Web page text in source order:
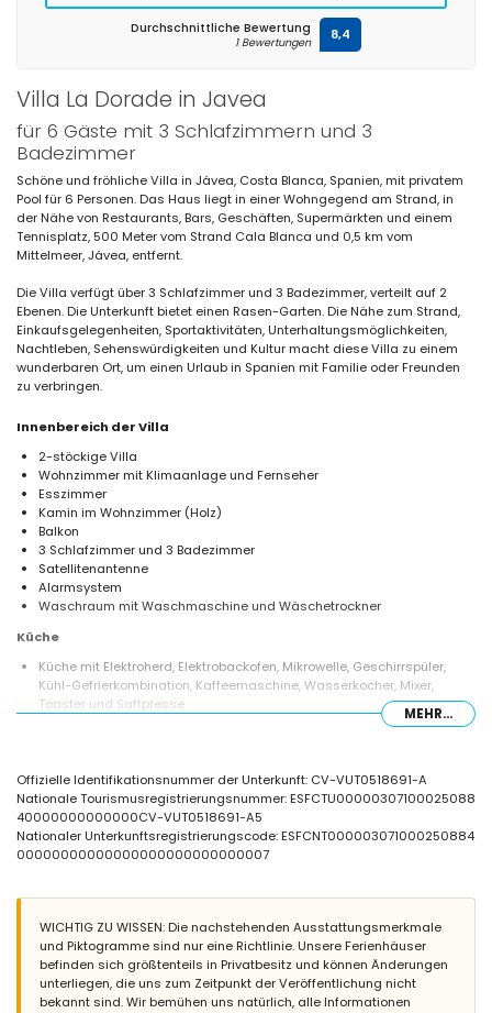
Villa La Dorade in Javea
für 6 Gäste mit 3 Schlafzimmern und 3
Badezimmer
Schöne und fröhliche Villa in Jávea, Costa Blanca, Spanien, mit privatem
Pool für 6 Personen. Das Haus liegt in einer Wohngegend am Strand, in
der Nähe von Restaurants, Bars, Geschäften, Supermärkten und einem
Tennisplatz, 500 Meter vom Strand Cala Blanca und 0,5 km vom
Mittelmeer, Jávea, entfernt.
Die Villa verfügt über 3 Schlafzimmer und 3 Badezimmer, verteilt auf 2
Ebenen. Die Unterkunft bietet einen Rasen-Garten. Die Nähe zum Strand,
Einkaufsgelegenheiten, Sportaktivitäten, Unterhaltungsmöglichkeiten,
Nachtleben, Sehenswürdigkeiten und Kultur macht diese Villa zu einem
wunderbaren Ort, um einen Urlaub in Spanien mit Familie oder Freunden
zu verbringen.
Innenbereich der Villa
2-stöckige Villa
Wohnzimmer mit Klimaanlage und Fernseher
Esszimmer
Kamin im Wohnzimmer (Holz)
Balkon
3 Schlafzimmer und 3 Badezimmer
Satellitenantenne
Alarmsystem
Waschraum mit Waschmaschine und Wäschetrockner
Küche
Küche mit Elektroherd, Elektrobackofen, Mikrowelle, Geschirrspüler,
Kühl-Gefrierkombination, Kaffeemaschine, Wasserkocher, Mixer,
Toaster und Saftpresse
en-suite Badezimmer
Schlafzimmer mit Etagenbett (Maße 190 x 80 cm)
Schlafzimmer mit Queensize-Bett (Maße 200 x 160 cm) und Ventilator
en-suite Badezimmer mit Einzelwaschbecken, Badewanne/Dusche-
Kombination und Toilette
ovaler privater Pool mit den Maßen 6 m x 3 m und 2,1 m tief
Garten mit Rasen, Gartenmöbeln und Liegestühlen
2 Terrassen
Außenküche und Grill
MEHR...
Offizielle Identifikationsnummer der Unterkunft: CV-VUT0518691-A
Nationale Tourismusregistrierungsnummer: ESFCTU00000307100025088
40000000000000CV-VUT0518691-A5
Nationaler Unterkunftsregistrierungscode: ESFCNT000003071000250884
00000000000000000000000000007
WICHTIG ZU WISSEN: Die nachstehenden Ausstattungsmerkmale
und Piktogramme sind nur eine Richtlinie. Unsere Ferienhäuser
befinden sich größtenteils in Privatbesitz und können Änderungen
unterliegen, die uns zum Zeitpunkt der Veröffentlichung nicht
bekannt sind. Wir bemühen uns natürlich, alle Informationen
Durchschnittliche Bewertung
1 Bewertungen 8,4